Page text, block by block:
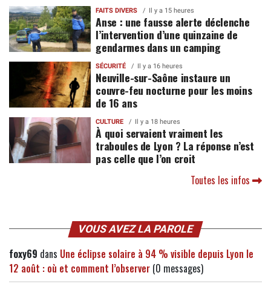
FAITS DIVERS Il y a 15 heures
Anse : une fausse alerte déclenche
l’intervention d’une quinzaine de
gendarmes dans un camping
SÉCURITÉ Il y a 16 heures
Neuville-sur-Saône instaure un
couvre-feu nocturne pour les moins
de 16 ans
CULTURE Il y a 18 heures
À quoi servaient vraiment les
traboules de Lyon ? La réponse n’est
pas celle que l’on croit
Toutes les infos
VOUS AVEZ LA PAROLE
foxy69 dans Une éclipse solaire à 94 % visible depuis Lyon le
12 août : où et comment l’observer (0 messages)